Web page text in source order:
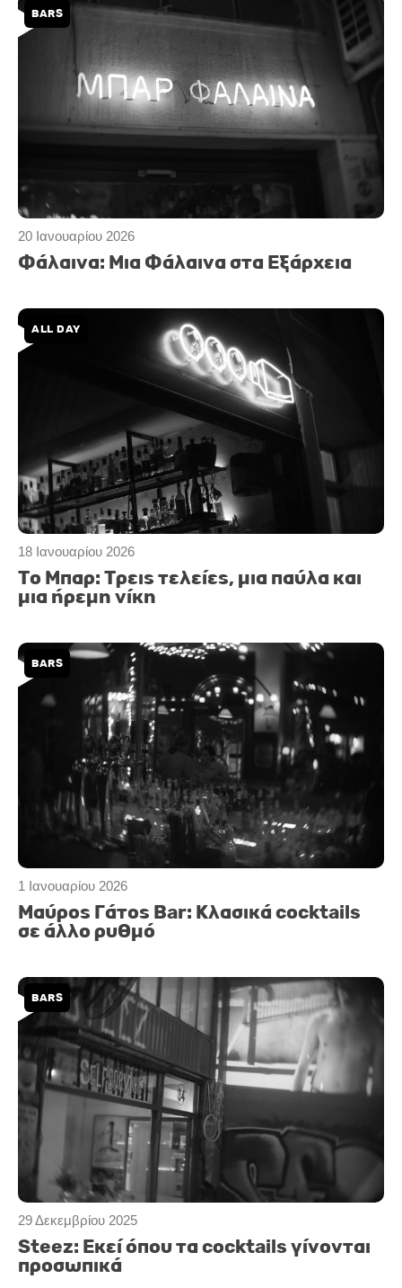
20 Ιανουαρίου 2026
BARS
Φάλαινα: Μια Φάλαινα στα Εξάρχεια
18 Ιανουαρίου 2026
ALL DAY
Το Μπαρ: Τρεις τελείες, μια παύλα και
μια ήρεμη νίκη
1 Ιανουαρίου 2026
BARS
Μαύρος Γάτος Bar: Κλασικά cocktails
σε άλλο ρυθμό
29 Δεκεμβρίου 2025
BARS
Steez: Εκεί όπου τα cocktails γίνονται
προσωπικά